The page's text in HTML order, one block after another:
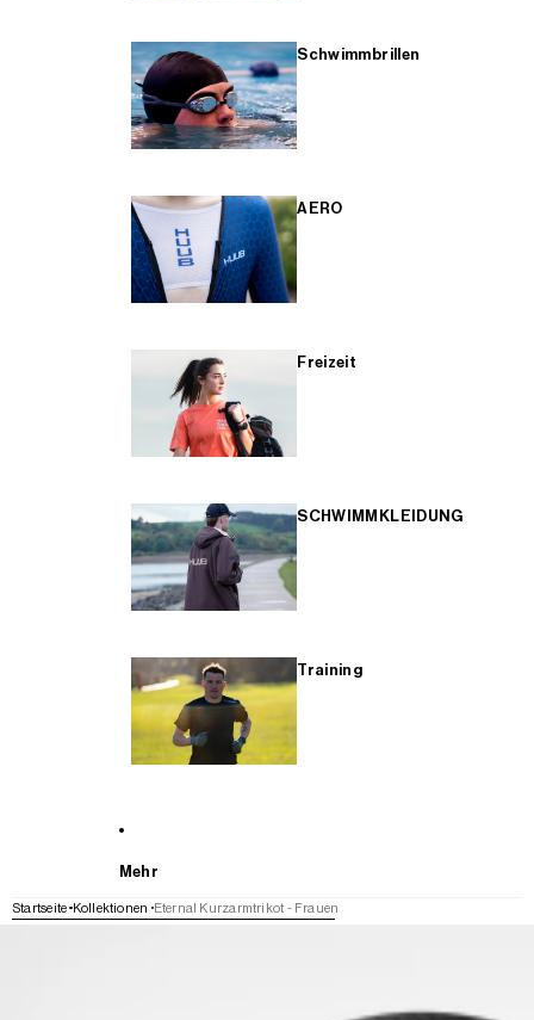
Schwimmbrillen
AERO
Freizeit
SCHWIMMKLEIDUNG
Training
Mehr
Startseite Kollektionen Eternal Kurzarmtrikot - Frauen
WEITER ZU DEN PRODUKTINFORMATIONEN